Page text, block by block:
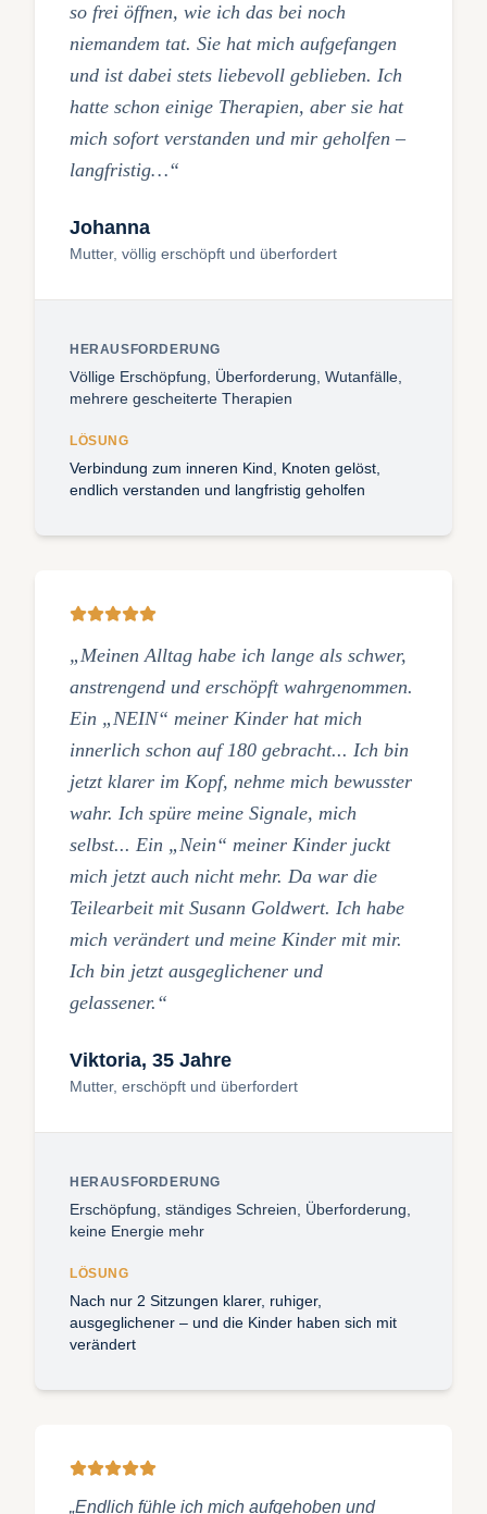
so frei öffnen, wie ich das bei noch
niemandem tat. Sie hat mich aufgefangen
und ist dabei stets liebevoll geblieben. Ich
hatte schon einige Therapien, aber sie hat
mich sofort verstanden und mir geholfen –
langfristig…“
Johanna
Mutter, völlig erschöpft und überfordert
HERAUSFORDERUNG
Völlige Erschöpfung, Überforderung, Wutanfälle,
mehrere gescheiterte Therapien
LÖSUNG
Verbindung zum inneren Kind, Knoten gelöst,
endlich verstanden und langfristig geholfen
„Meinen Alltag habe ich lange als schwer,
anstrengend und erschöpft wahrgenommen.
Ein „NEIN“ meiner Kinder hat mich
innerlich schon auf 180 gebracht... Ich bin
jetzt klarer im Kopf, nehme mich bewusster
wahr. Ich spüre meine Signale, mich
selbst... Ein „Nein“ meiner Kinder juckt
mich jetzt auch nicht mehr. Da war die
Teilearbeit mit Susann Goldwert. Ich habe
mich verändert und meine Kinder mit mir.
Ich bin jetzt ausgeglichener und
gelassener.“
Viktoria, 35 Jahre
Mutter, erschöpft und überfordert
HERAUSFORDERUNG
Erschöpfung, ständiges Schreien, Überforderung,
keine Energie mehr
LÖSUNG
Nach nur 2 Sitzungen klarer, ruhiger,
ausgeglichener – und die Kinder haben sich mit
verändert
„Endlich fühle ich mich aufgehoben und